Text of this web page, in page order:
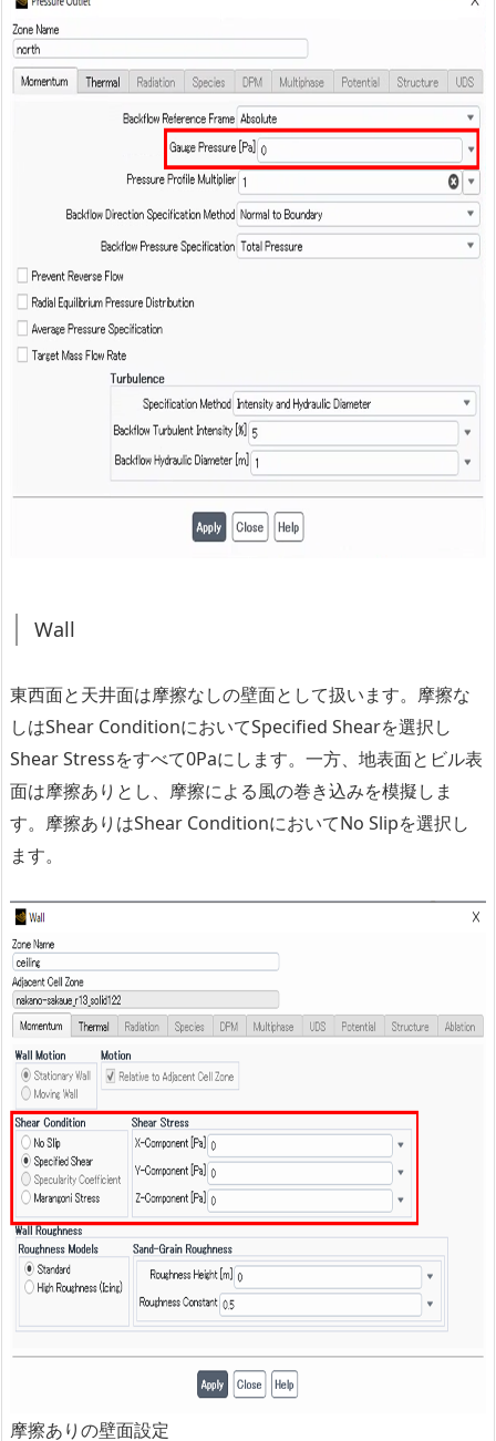
Wall
東西面と天井面は摩擦なしの壁面として扱います。摩擦な
しはShear ConditionにおいてSpecified Shearを選択し
Shear Stressをすべて0Paにします。一方、地表面とビル表
面は摩擦ありとし、摩擦による風の巻き込みを模擬しま
す。摩擦ありはShear ConditionにおいてNo Slipを選択し
ます。
摩擦ありの壁面設定